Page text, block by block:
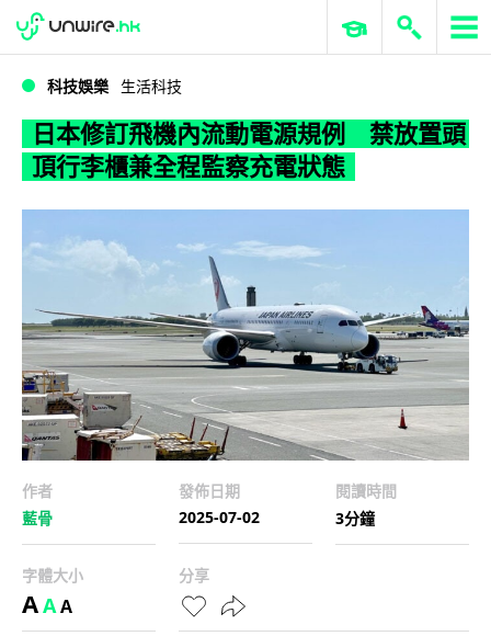
WWDC 2026 ERP 與商業 AI
科技娛樂 生活科技
日本修訂飛機內流動電源規例 禁放置頭
頂行李櫃兼全程監察充電狀態
作者
藍骨
發佈日期
2025-07-02
閱讀時間
3分鐘
字體大小
AAA
分享